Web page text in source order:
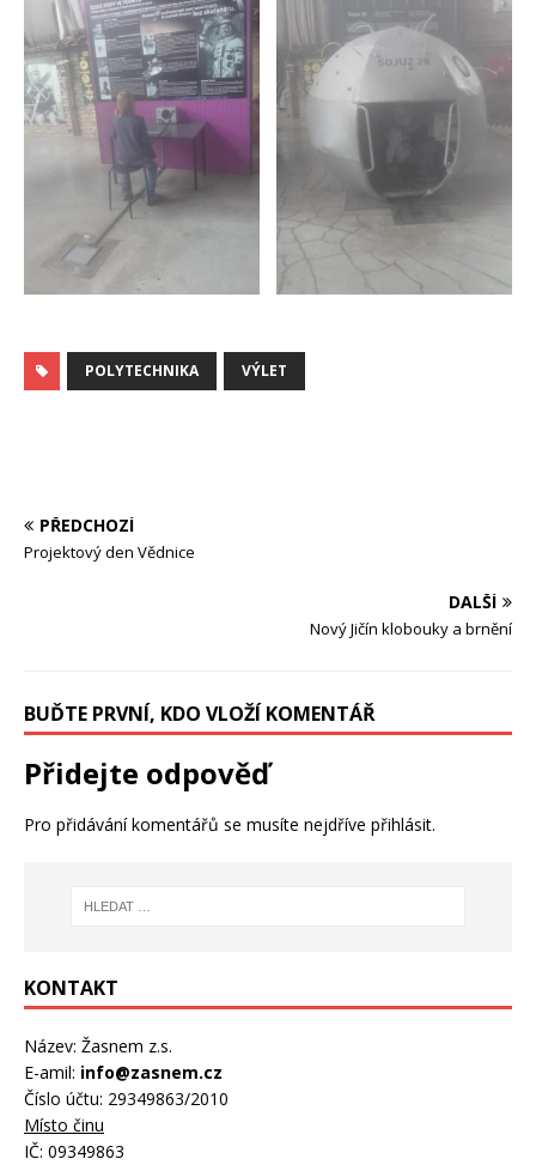
POLYTECHNIKA VÝLET
PŘEDCHOZÍ
Projektový den Vědnice
DALŠÍ
Nový Jičín klobouky a brnění
BUĎTE PRVNÍ, KDO VLOŽÍ KOMENTÁŘ
Přidejte odpověď
Pro přidávání komentářů se musíte nejdříve přihlásit.
KONTAKT
Název: Žasnem z.s.
E-amil: info@zasnem.cz
Číslo účtu: 29349863/2010
Místo činu
IČ: 09349863